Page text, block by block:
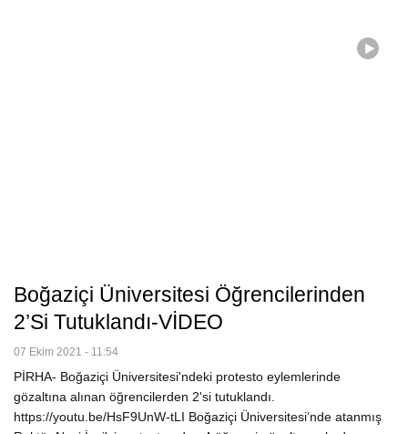
Boğaziçi Üniversitesi Öğrencilerinden
2’si Tutuklandı-VİDEO
07 Ekim 2021 - 11:54
PİRHA- Boğaziçi Üniversitesi'ndeki protesto eylemlerinde
gözaltına alınan öğrencilerden 2'si tutuklandı.
https://youtu.be/HsF9UnW-tLI Boğaziçi Üniversitesi’nde atanmış